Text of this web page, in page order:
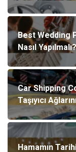
Best Wedding
Nasıl Yapılmalı?
Car Shipping
Taşıyıcı
Hamamın